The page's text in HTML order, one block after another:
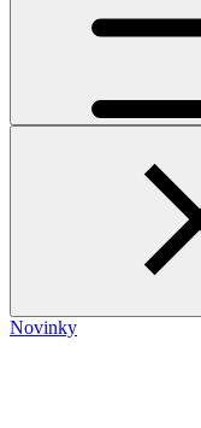
Novinky